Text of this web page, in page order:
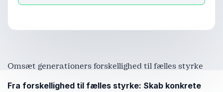
Omsæt generationers forskellighed til fælles styrke
Fra forskellighed til fælles styrke: Skab konkrete